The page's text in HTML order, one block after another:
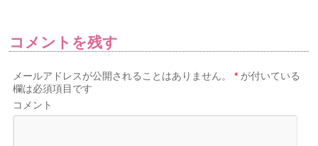
コメントを残す
メールアドレスが公開されることはありません。 * が付いている
欄は必須項目です
コメント